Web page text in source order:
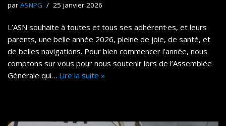
par ASNPG 25 janvier 2026
L’ASN souhaite à toutes et tous ses adhérent·es, et leurs
parents, une belle année 2026, pleine de joie, de santé, et
de belles navigations. Pour bien commencer l’année, nous
comptons sur vous pour nous soutenir lors de l’Assemblée
Générale qui… Lire la suite »